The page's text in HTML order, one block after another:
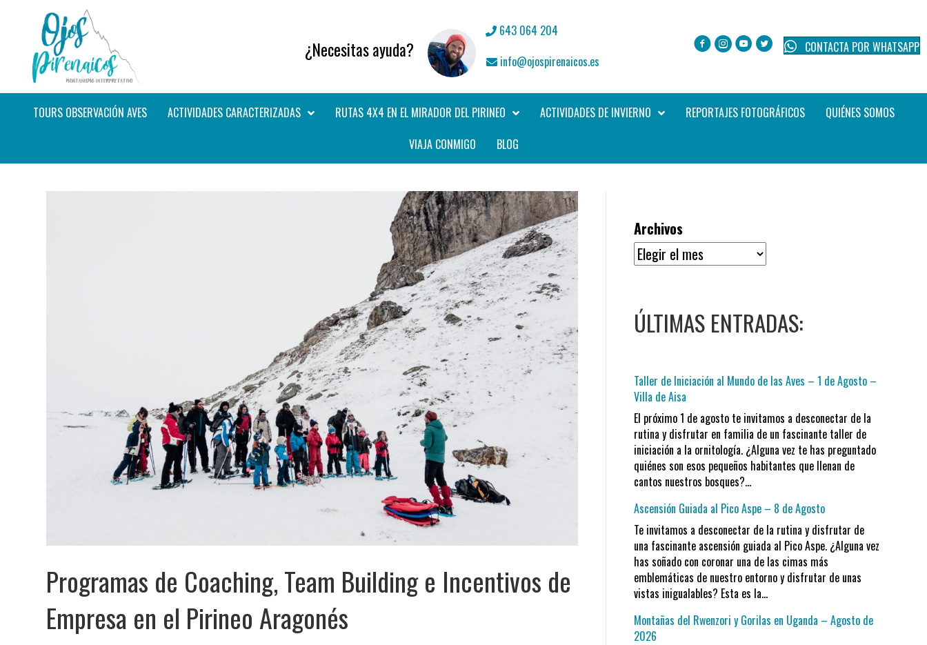
¿Necesitas ayuda?
643 064 204
info@ojospirenaicos.es
CONTACTA POR WHATSAPP
TOURS OBSERVACIÓN AVES ACTIVIDADES CARACTERIZADAS RUTAS 4X4 EN EL MIRADOR DEL PIRINEO ACTIVIDADES DE INVIERNO REPORTAJES FOTOGRÁFICOS
QUIÉNES SOMOS
VIAJA CONMIGO
BLOG
Programas de Coaching, Team Building e Incentivos de
Empresa en el Pirineo Aragonés
Archivos
ÚLTIMAS ENTRADAS:
Taller de Iniciación al Mundo de las Aves – 1 de Agosto –
Villa de Aisa
El próximo 1 de agosto te invitamos a desconectar de la
rutina y disfrutar en familia de un fascinante taller de
iniciación a la ornitología. ¿Alguna vez te has preguntado
quiénes son esos pequeños habitantes que llenan de
cantos nuestros bosques?…
Ascensión Guiada al Pico Aspe – 8 de Agosto
Te invitamos a desconectar de la rutina y disfrutar de
una fascinante ascensión guiada al Pico Aspe. ¿Alguna vez
has soñado con coronar una de las cimas más
emblemáticas de nuestro entorno y disfrutar de unas
vistas inigualables? Esta es la…
Montañas del Rwenzori y Gorilas en Uganda – Agosto de
2026